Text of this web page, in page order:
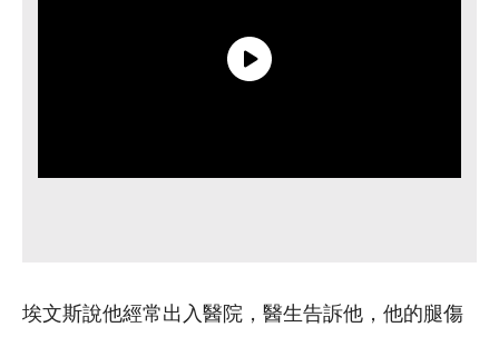
埃文斯說他經常出入醫院，醫生告訴他，他的腿傷